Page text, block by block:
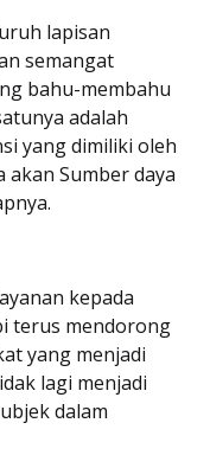
lapisan
semangat
bahu-membahu
adalah
yang dimiliki oleh
akan Sumber daya
kepada
terus mendorong
yang menjadi
lagi menjadi
dalam